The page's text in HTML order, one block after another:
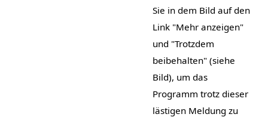
Sie in dem Bild auf den
Link "Mehr anzeigen"
und "Trotzdem
beibehalten" (siehe
Bild), um das
Programm trotz dieser
lästigen Meldung zu